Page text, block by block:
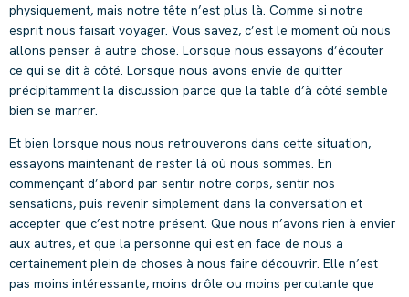
physiquement, mais notre tête n’est plus là. Comme si notre
esprit nous faisait voyager. Vous savez, c’est le moment où nous
allons penser à autre chose. Lorsque nous essayons d’écouter
ce qui se dit à côté. Lorsque nous avons envie de quitter
précipitamment la discussion parce que la table d’à côté semble
bien se marrer.
Et bien lorsque nous nous retrouverons dans cette situation,
essayons maintenant de rester là où nous sommes. En
commençant d’abord par sentir notre corps, sentir nos
sensations, puis revenir simplement dans la conversation et
accepter que c’est notre présent. Que nous n’avons rien à envier
aux autres, et que la personne qui est en face de nous a
certainement plein de choses à nous faire découvrir. Elle n’est
pas moins intéressante, moins drôle ou moins percutante que